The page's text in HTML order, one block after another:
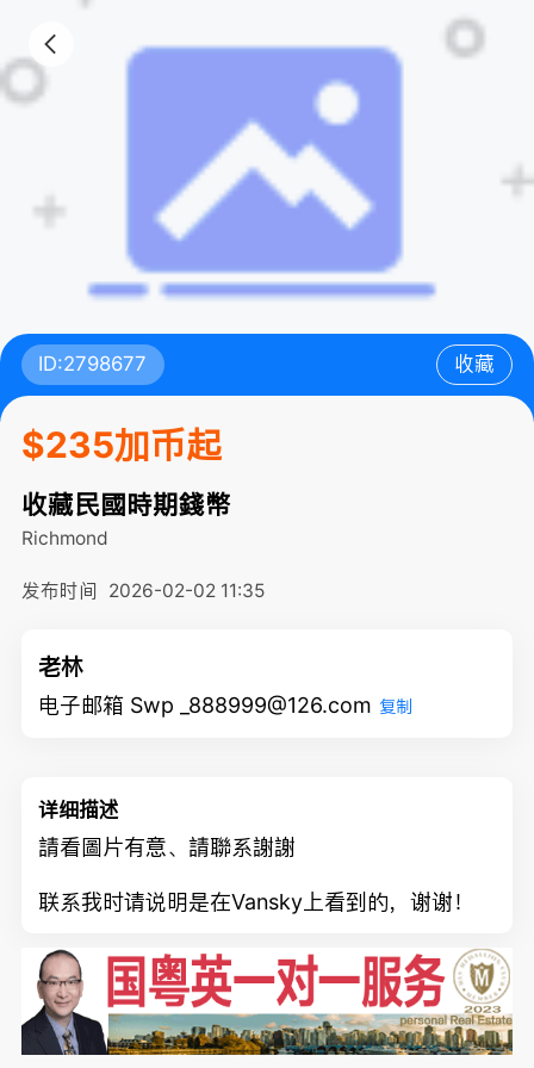
ID:2798677 收藏
$235加币起
收藏民國時期錢幣
Richmond
发布时间 2026-02-02 11:35
老林
电子邮箱 Swp _888999@126.com 复制
详细描述
請看圖片有意、請聯系謝謝
联系我时请说明是在Vansky上看到的，谢谢！